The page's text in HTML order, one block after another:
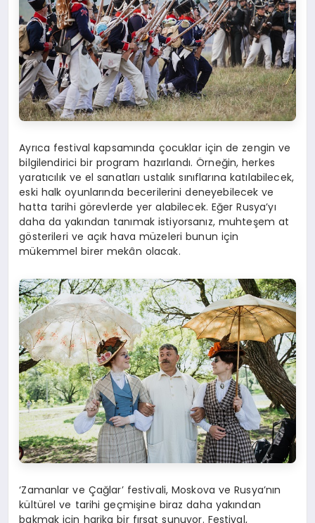
Ayrıca festival kapsamında çocuklar için de zengin ve
bilgilendirici bir program hazırlandı. Örneğin, herkes
yaratıcılık ve el sanatları ustalık sınıflarına katılabilecek,
eski halk oyunlarında becerilerini deneyebilecek ve
hatta tarihi görevlerde yer alabilecek. Eğer Rusya’yı
daha da yakından tanımak istiyorsanız, muhteşem at
gösterileri ve açık hava müzeleri bunun için
mükemmel birer mekân olacak.
‘Zamanlar ve Çağlar’ festivali, Moskova ve Rusya’nın
kültürel ve tarihi geçmişine biraz daha yakından
bakmak için harika bir fırsat sunuyor. Festival,